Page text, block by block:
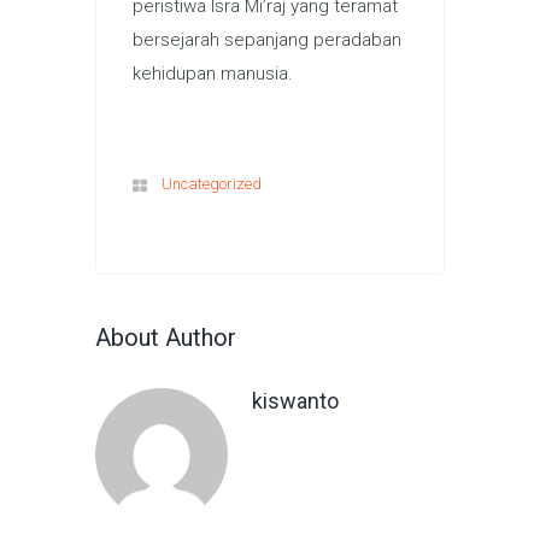
peristiwa Isra Mi’raj yang teramat
bersejarah sepanjang peradaban
kehidupan manusia.
Uncategorized
About Author
kiswanto